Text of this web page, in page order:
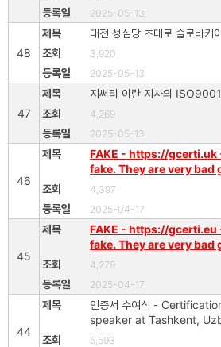
2025-05-13
48
대전 성심당 초대로 슬로바키
3,920
2025-05-13
47
지써티 이란 지사의
4,269
2025-05-13
46
FAKE - https://gcerti.uk
fake. They are very bad
4,397
2025-04-17
45
FAKE - https://gcerti.eu
fake. They are very bad
4,279
2025-04-17
44
인증서 수여식 -
speaker at Tashkent,
5,593